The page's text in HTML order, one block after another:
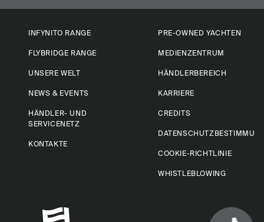
INFYNITO RANGE
FLYBRIDGE RANGE
UNSERE WELT
NEWS & EVENTS
HÄNDLER- UND
SERVICENETZ
KONTAKTE
PRE-OWNED YACHTEN
MEDIENZENTRUM
HÄNDLERBEREICH
KARRIERE
CREDITS
COOKIE-RICHTLINIE
WHISTLEBLOWING